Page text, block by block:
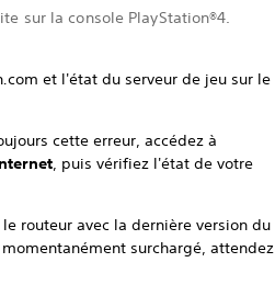
sur la console PlayStation®4.
.com et l'état du serveur de jeu sur le
cette erreur, accédez à
, puis vérifiez l'état de votre
routeur avec la dernière version du
surchargé, attendez